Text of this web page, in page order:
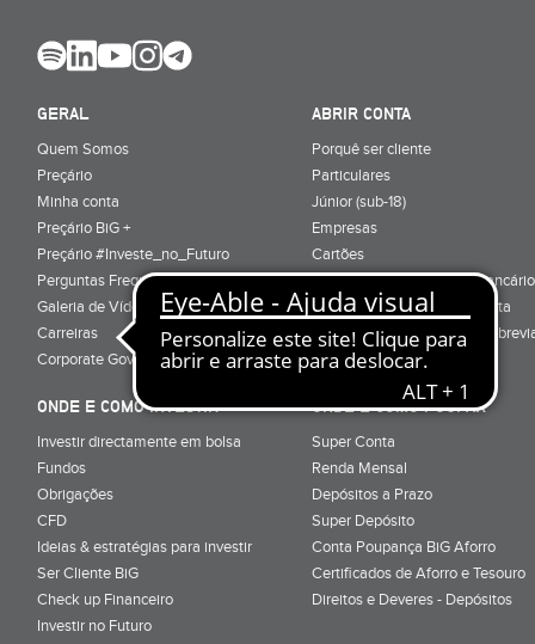
GERAL
Quem Somos
Preçário
Minha conta
Preçário BiG +
Preçário #Investe_no_Futuro
Perguntas Frequentes
Galeria de Vídeos
Carreiras
Corporate Governance
ABRIR CONTA
Porquê ser cliente
Particulares
Júnior (sub-18)
Empresas
Cartões
Conta Serviços Mínimos
Serviço de Mudança de Conta
Glossário de Terminologia
Informação Pré-Contratual
ONDE E COMO INVESTIR
Investir directamente em bolsa
Fundos
Obrigações
CFD
Ideias & estratégias para investir
Ser Cliente BiG
Check up Financeiro
Investir no Futuro
ONDE E COMO POUPAR
Super Conta
Renda Mensal
Depósitos a Prazo
Super Depósito
Conta Poupança BiG Aforro
Certificados de Aforro e Tesouro
Direitos e Deveres - Depósitos